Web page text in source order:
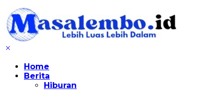
Home
Berita
Hiburan